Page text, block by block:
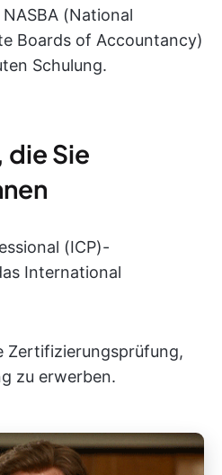
(National
Boards of Accountancy)
Schulung.
Sie
(ICP)-
International
Zertifizierungsprüfung,
zu erwerben.